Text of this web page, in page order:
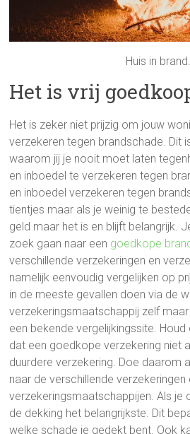
Huis in brand.
Het is vrij
Het is zeker niet prijzig om jouw
verzekeren tegen brandschade. Dit
waarom jij je nooit moet laten
en inboedel te verzekeren tegen
en inboedel verzekeren tegen
tientjes maar als je weinig te
geld maar het is en blijft belangrijk.
zoek gaan naar een goedkope
verschillende verzekeringen en
namelijk eenvoudig vergelijken op
in de meeste gevallen doen via de
verzekeringsmaatschappij zelf
een bekende vergelijkingssite.
dat een goedkope verzekering niet
duurdere verzekering. Doe daarom
naar de verschillende verzekeringen
verzekeringsmaatschappijen. Als je
de dekking het belangrijkste. Dit
welke schade je gedekt bent. Ook